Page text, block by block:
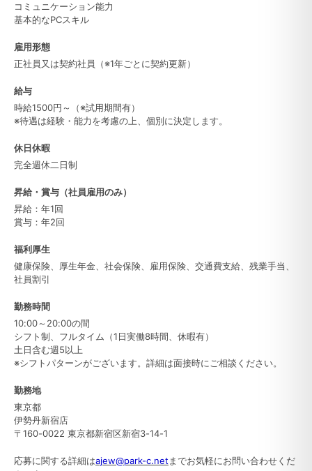
コミュニケーション能力
基本的なPCスキル
雇用形態
正社員又は契約社員（※1年ごとに契約更新）
給与
時給1500円～（※試用期間有）
※待遇は経験・能力を考慮の上、個別に決定します。
休日休暇
完全週休二日制
昇給・賞与（社員雇用のみ）
昇給：年1回
賞与：年2回
福利厚生
健康保険、厚生年金、社会保険、雇用保険、交通費支給、残業手当、
社員割引
勤務時間
10:00～20:00の間
シフト制、フルタイム（1日実働8時間、休暇有）
土日含む週5以上
※シフトパターンがございます。詳細は面接時にご相談ください。
勤務地
東京都
伊勢丹新宿店
〒160-0022 東京都新宿区新宿3-14-1
応募に関する詳細はajew@park-c.net までお気軽にお問い合わせくだ